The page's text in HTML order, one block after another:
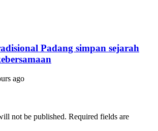
Padang simpan sejarah
ago
not be published. Required fields are